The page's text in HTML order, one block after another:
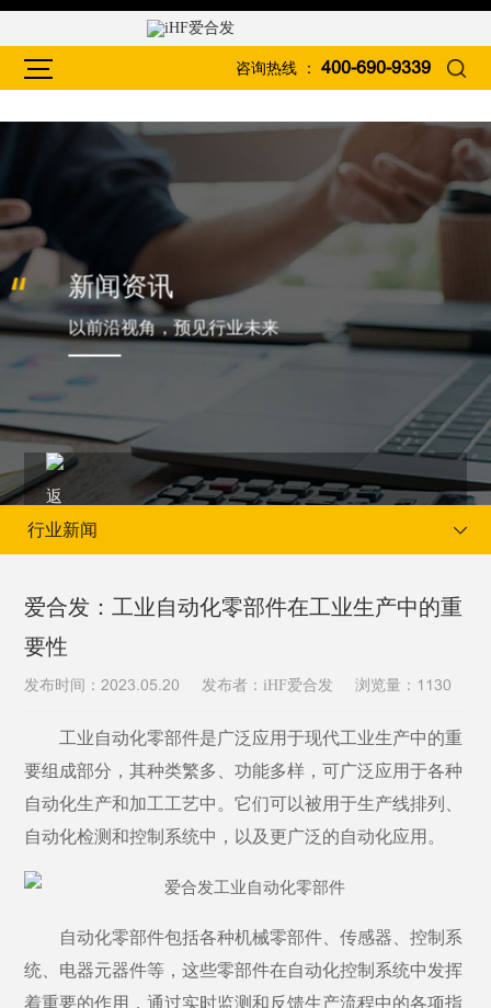
咨询热线 ： 400-690-9339
新闻资讯
以前沿视角，预见行业未来
当前位置：
行业新闻
爱合发：工业自动化零部件在工业生产中的重
要性
发布时间：2023.05.20 发布者：iHF爱合发 浏览量： 1130
工业自动化零部件是广泛应用于现代工业生产中的重
要组成部分，其种类繁多、功能多样，可广泛应用于各种
自动化生产和加工工艺中。它们可以被用于生产线排列、
自动化检测和控制系统中，以及更广泛的自动化应用。
自动化零部件包括各种机械零部件、传感器、控制系
统、电器元器件等，这些零部件在自动化控制系统中发挥
着重要的作用，通过实时监测和反馈生产流程中的各项指